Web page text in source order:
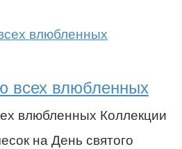
всех влюбленных
влюбленных Коллекции
на День святого